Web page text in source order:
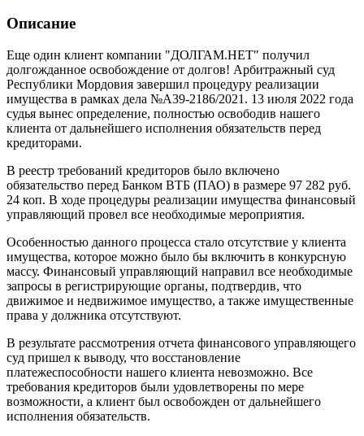
Описание
Еще один клиент компании "ДОЛГАМ.НЕТ" получил
долгожданное освобождение от долгов! Арбитражный суд
Республики Мордовия завершил процедуру реализации
имущества в рамках дела №А39-2186/2021. 13 июля 2022 года
судья вынес определение, полностью освободив нашего
клиента от дальнейшего исполнения обязательств перед
кредиторами.
В реестр требований кредиторов было включено
обязательство перед Банком ВТБ (ПАО) в размере 97 282 руб.
24 коп. В ходе процедуры реализации имущества финансовый
управляющий провел все необходимые мероприятия.
Особенностью данного процесса стало отсутствие у клиента
имущества, которое можно было бы включить в конкурсную
массу. Финансовый управляющий направил все необходимые
запросы в регистрирующие органы, подтвердив, что
движимое и недвижимое имущество, а также имущественные
права у должника отсутствуют.
В результате рассмотрения отчета финансового управляющего
суд пришел к выводу, что восстановление
платежеспособности нашего клиента невозможно. Все
требования кредиторов были удовлетворены по мере
возможности, а клиент был освобожден от дальнейшего
исполнения обязательств.